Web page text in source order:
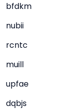
bfdkm
nubii
rcntc
muill
upfae
dqbjs